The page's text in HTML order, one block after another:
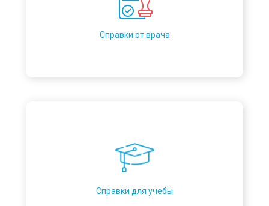
Справки от врача
Справки для учебы